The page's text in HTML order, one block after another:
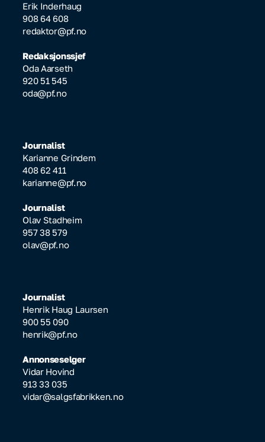
Erik Inderhaug
908 64 608
redaktor@pf.no
Redaksjonssjef
Oda Aarseth
920 51 545
oda@pf.no
Journalist
Karianne Grindem
408 62 411
karianne@pf.no
Journalist
Olav Stadheim
957 38 579
olav@pf.no
Journalist
Henrik Haug Laursen
900 55 090
henrik@pf.no
Annonseselger
Vidar Hovind
913 33 035
vidar@salgsfabrikken.no